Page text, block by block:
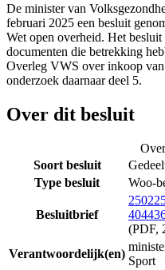
De minister van
februari 2025 een besluit
Wet open overheid. Het
documenten die betrekking
Overleg VWS over inkoop
onderzoek daarnaar deel 5.
Over dit besluit
Soort besluit
Type besluit
Woo-
Besluitbrief
(PDF,
Verantwoordelijk(en)
Sport